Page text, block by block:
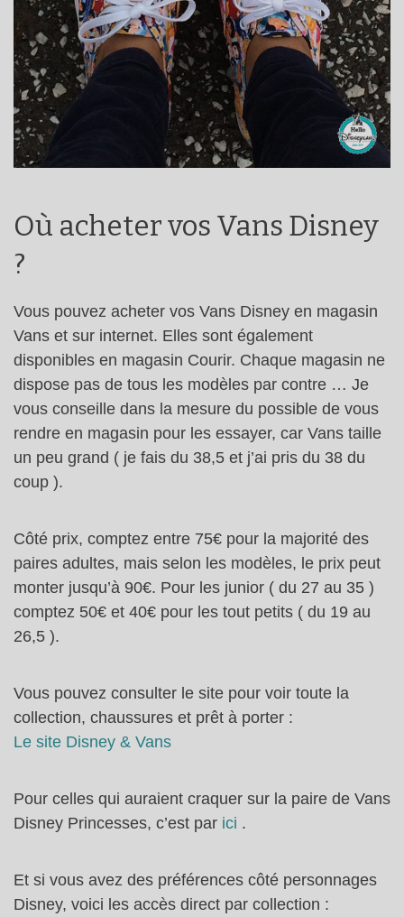
Où acheter vos Vans Disney
?
Vous pouvez acheter vos Vans Disney en magasin
Vans et sur internet. Elles sont également
disponibles en magasin Courir. Chaque magasin ne
dispose pas de tous les modèles par contre … Je
vous conseille dans la mesure du possible de vous
rendre en magasin pour les essayer, car Vans taille
un peu grand ( je fais du 38,5 et j’ai pris du 38 du
coup ).
Côté prix, comptez entre 75€ pour la majorité des
paires adultes, mais selon les modèles, le prix peut
monter jusqu’à 90€. Pour les junior ( du 27 au 35 )
comptez 50€ et 40€ pour les tout petits ( du 19 au
26,5 ).
Vous pouvez consulter le site pour voir toute la
collection, chaussures et prêt à porter :
Le site Disney & Vans
Pour celles qui auraient craquer sur la paire de Vans
Disney Princesses, c’est par ici .
Et si vous avez des préférences côté personnages
Disney, voici les accès direct par collection :